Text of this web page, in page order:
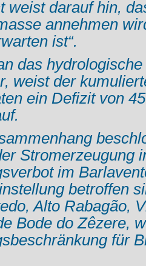
weist darauf hin,
annehmen
ist“.
das
weist der
ein Defizit von
Stromerzeugung
im
betroffen
Alto Rabagão,
Bode do Zêzere,
für